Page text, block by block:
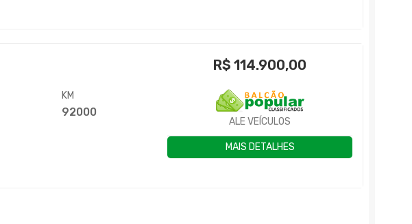
KM
92000
R$114.900,00
ALE VEÍCULOS
MAIS DETALHES